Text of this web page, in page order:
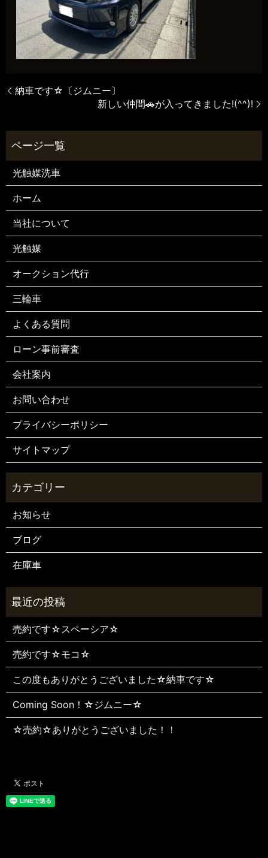
納車です☆〔ジムニー〕
新しい仲間🚗が入ってきました!(^^)!
光触媒洗車
ホーム
当社について
光触媒
オークション代行
三輪車
よくある質問
ローン事前審査
会社案内
お問い合わせ
プライバシーポリシー
サイトマップ
お知らせ
ブログ
在庫車
売約です☆スペーシア☆
売約です☆モコ☆
この度もありがとうございました☆納車です☆
Coming Soon！☆ジムニー☆
☆売約☆ありがとうございました！！